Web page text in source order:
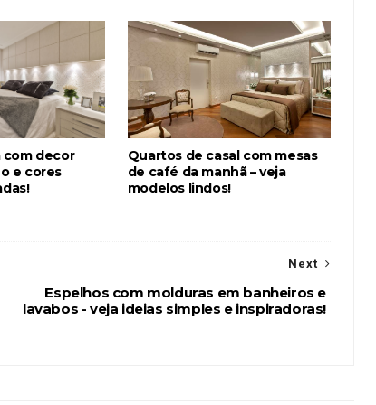
decor
e cores
Quartos de casal com mesas
de café da manhã – veja
modelos lindos!
Next
Espelhos com molduras em banheiros e
lavabos - veja ideias simples e inspiradoras!